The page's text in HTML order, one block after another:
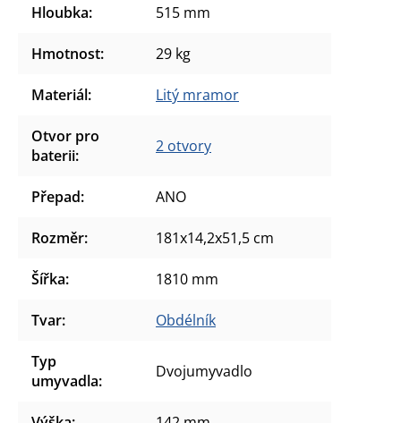
Hloubka: 515 mm
Hmotnost: 29 kg
Materiál: Litý mramor
Otvor pro
baterii: 2 otvory
Přepad: ANO
Rozměr: 181x14,2x51,5 cm
Šířka: 1810 mm
Tvar: Obdélník
Typ
umyvadla: Dvojumyvadlo